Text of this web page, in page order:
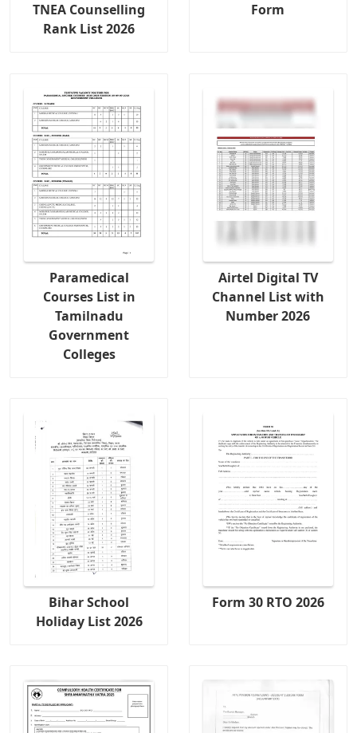
TNEA Counselling
Rank List 2026
Form
Paramedical
Courses List in
Tamilnadu
Government
Colleges
Airtel Digital TV
Channel List with
Number 2026
Bihar School
Holiday List 2026
Form 30 RTO 2026